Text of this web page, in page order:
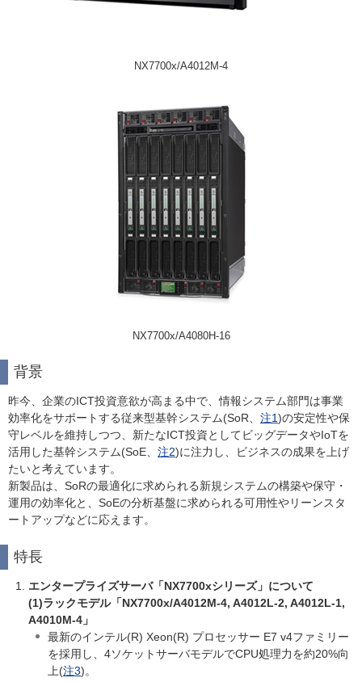
NX7700x/A4012M-4
NX7700x/A4080H-16
背景
昨今、企業のICT投資意欲が高まる中で、情報システム部門は事業
効率化をサポートする従来型基幹システム(SoR、 注1)の安定性や保
守レベルを維持しつつ、新たなICT投資としてビッグデータやIoTを
活用した基幹システム(SoE、 注2)に注力し、ビジネスの成果を上げ
たいと考えています。
新製品は、SoRの最適化に求められる新規システムの構築や保守・
運用の効率化と、SoEの分析基盤に求められる可用性やリーンスタ
ートアップなどに応えます。
特長
エンタープライズサーバ「NX7700xシリーズ」について
(1)ラックモデル「NX7700x/A4012M-4, A4012L-2, A4012L-1,
A4010M-4」
最新のインテル(R) Xeon(R) プロセッサー E7 v4ファミリー
を採用し、4ソケットサーバモデルでCPU処理力を約20%向
上(注3)。